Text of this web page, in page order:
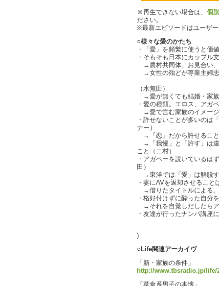
※再生できない場合は、 個
ださい。
※最新エピソードはユーザ
○様々な愛のかたち
・「愛」を頻繁に使うと価
・そもそも日本にカップル
→農村共同体、お見合い
→女性の殆どが専業主婦
（水無田）
→愛が無くても結婚・家
・愛の種類。エロス、アガ
→愛で営む家族のイメー
・許せないことが多いのは
ナー）
→「恋」だから許せること
→「我慢」と「許す」は違
こと（二村）
・アガペーを説いているは
田）
→東洋では「愛」は解脱
・妻にAVを返却させるこ
→借りたタイトルによる
・格好付けずに酔った自分
→それを自覚しだしたら
・友達が行ったナンパ講座
)
○Life関連アーカイヴ
「新・家族の条件」
http://www.tbsradio.jp/life/
「草食系男子の本懐」